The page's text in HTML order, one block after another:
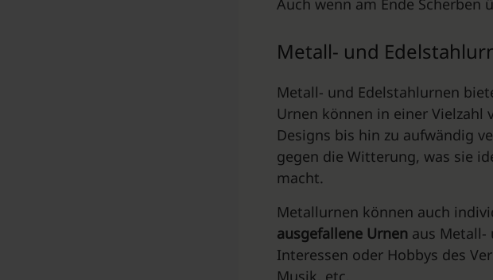
Auch wenn am Ende Scherben
Metall- und
Metall- und Edelstahlurnen
Urnen können in einer
Designs bis hin zu aufwändig
gegen die Witterung, was sie
macht.
Metallurnen können auch
ausgefallene Urnen aus Metall-
Interessen oder Hobbys des
Musik, etc.